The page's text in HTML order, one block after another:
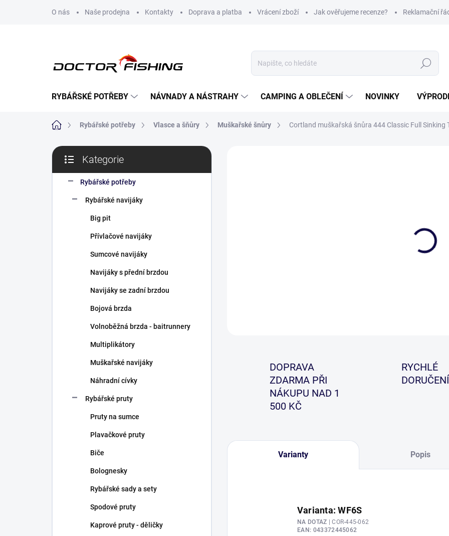
O nás Naše prodejna Kontakty Doprava a platba Vrácení zboží Jak ověřujeme recenze? Reklamační
Hledat
RYBÁŘSKÉ POTŘEBY NÁVNADY A NÁSTRAHY CAMPING A OBLEČENÍ NOVINKY
Domů Rybářské potřeby Vlasce a šňůry Muškařské šnůry Cortland muškařská šnůra 444 Classic Full Sinking
P
s
kategorie
Kategorie
Rybářské potřeby
Rybářské navijáky
Big pit
Přívlačové navijáky
Sumcové navijáky
Navijáky s přední brzdou
Navijáky se zadní brzdou
Bojová brzda
Volnoběžná brzda - baitrunnery
Multiplikátory
Muškařské navijáky
Náhradní cívky
Rybářské pruty
Pruty na sumce
Plavačkové pruty
Biče
Bolognesky
Rybářské sady a sety
Spodové pruty
Kaprové pruty - děličky
DOPRAVA
ZDARMA PŘI
NÁKUPU NAD 1
500 KČ
RYCHLÉ
DORUČENÍ
Varianty Popis
Varianta: WF6S
NA DOTAZ
| COR-445-062
EAN: 043372445062